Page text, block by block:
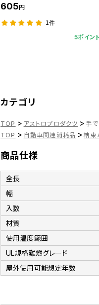
605円
1件
5ポイン
カテゴリ
TOP > アストロプロダクツ > 手
TOP > 自動車関連消耗品 > 結束
商品仕様
全長
幅
入数
材質
使用温度範囲
UL規格難燃グレード
屋外使用可能想定年数